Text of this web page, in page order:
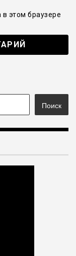
этом браузере
Поиск